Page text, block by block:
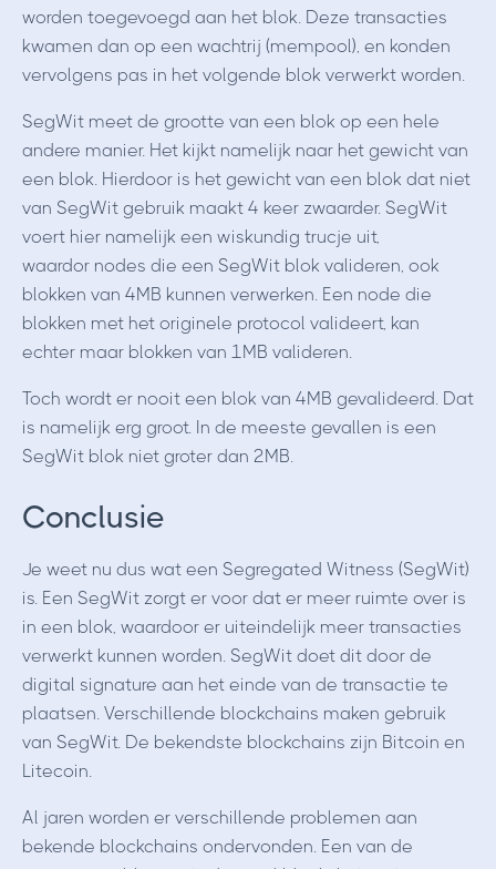
worden toegevoegd aan het blok. Deze transacties
kwamen dan op een wachtrij (mempool), en konden
vervolgens pas in het volgende blok verwerkt worden.
SegWit meet de grootte van een blok op een hele
andere manier. Het kijkt namelijk naar het gewicht van
een blok. Hierdoor is het gewicht van een blok dat niet
van SegWit gebruik maakt 4 keer zwaarder. SegWit
voert hier namelijk een wiskundig trucje uit,
waardor nodes die een SegWit blok valideren, ook
blokken van 4MB kunnen verwerken. Een node die
blokken met het originele protocol valideert, kan
echter maar blokken van 1MB valideren.
Toch wordt er nooit een blok van 4MB gevalideerd. Dat
is namelijk erg groot. In de meeste gevallen is een
SegWit blok niet groter dan 2MB.
Conclusie
Je weet nu dus wat een Segregated Witness (SegWit)
is. Een SegWit zorgt er voor dat er meer ruimte over is
in een blok, waardoor er uiteindelijk meer transacties
verwerkt kunnen worden. SegWit doet dit door de
digital signature aan het einde van de transactie te
plaatsen. Verschillende blockchains maken gebruik
van SegWit. De bekendste blockchains zijn Bitcoin en
Litecoin.
Al jaren worden er verschillende problemen aan
bekende blockchains ondervonden. Een van de